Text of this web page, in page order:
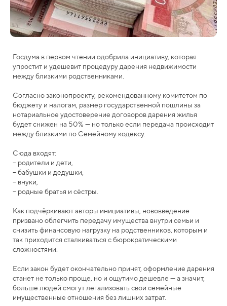
Госдума в первом чтении одобрила инициативу, которая
упростит и удешевит процедуру дарения недвижимости
между близкими родственниками.
Согласно законопроекту, рекомендованному комитетом по
бюджету и налогам, размер государственной пошлины за
нотариальное удостоверение договоров дарения жилья
будет снижен на 50% — но только если передача происходит
между близкими по Семейному кодексу.
Сюда входят:
– родители и дети,
– бабушки и дедушки,
– внуки,
– родные братья и сёстры.
Как подчёркивают авторы инициативы, нововведение
призвано облегчить передачу имущества внутри семьи и
снизить финансовую нагрузку на родственников, которым и
так приходится сталкиваться с бюрократическими
сложностями.
Если закон будет окончательно принят, оформление дарения
станет не только проще, но и ощутимо дешевле — а значит,
больше людей смогут легализовать свои семейные
имущественные отношения без лишних затрат.